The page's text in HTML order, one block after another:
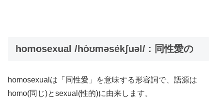
homosexual /hòʊməsékʃuəl/ : 同性愛の
homosexualは「同性愛」を意味する形容詞で、語源は
homo(同じ)とsexual(性的)に由来します。